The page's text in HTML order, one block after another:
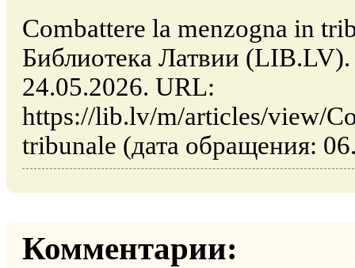
Combattere la menzogna in
Библиотека Латвии
24.05.2026. URL:
https://lib.lv/m/articles/view/
tribunale (дата обращения:
Комментарии: